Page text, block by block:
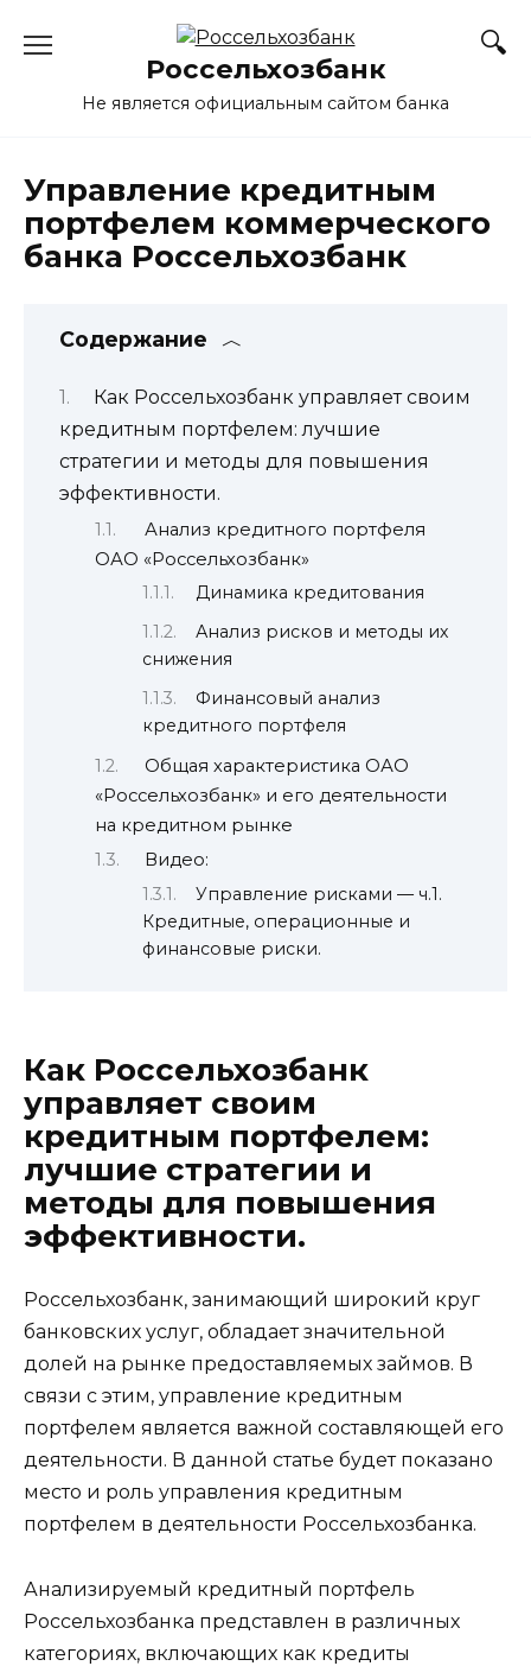
Россельхозбанк
Не является официальным сайтом банка
Управление кредитным
портфелем коммерческого
банка Россельхозбанк
Содержание
Как Россельхозбанк управляет своим
кредитным портфелем: лучшие
стратегии и методы для повышения
эффективности.
Анализ кредитного портфеля
ОАО «Россельхозбанк»
Динамика кредитования
Анализ рисков и методы их
снижения
Финансовый анализ
кредитного портфеля
Общая характеристика ОАО
«Россельхозбанк» и его деятельности
на кредитном рынке
Видео:
Управление рисками — ч.1.
Кредитные, операционные и
финансовые риски.
Как Россельхозбанк
управляет своим
кредитным портфелем:
лучшие стратегии и
методы для повышения
эффективности.
Россельхозбанк, занимающий широкий круг
банковских услуг, обладает значительной
долей на рынке предоставляемых займов. В
связи с этим, управление кредитным
портфелем является важной составляющей его
деятельности. В данной статье будет показано
место и роль управления кредитным
портфелем в деятельности Россельхозбанка.
Анализируемый кредитный портфель
Россельхозбанка представлен в различных
категориях, включающих как кредиты